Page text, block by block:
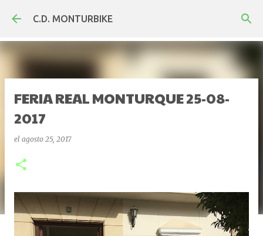
Ir al contenido principal
C.D. MONTURBIKE
FERIA REAL MONTURQUE 25-08-
2017
el agosto 25, 2017